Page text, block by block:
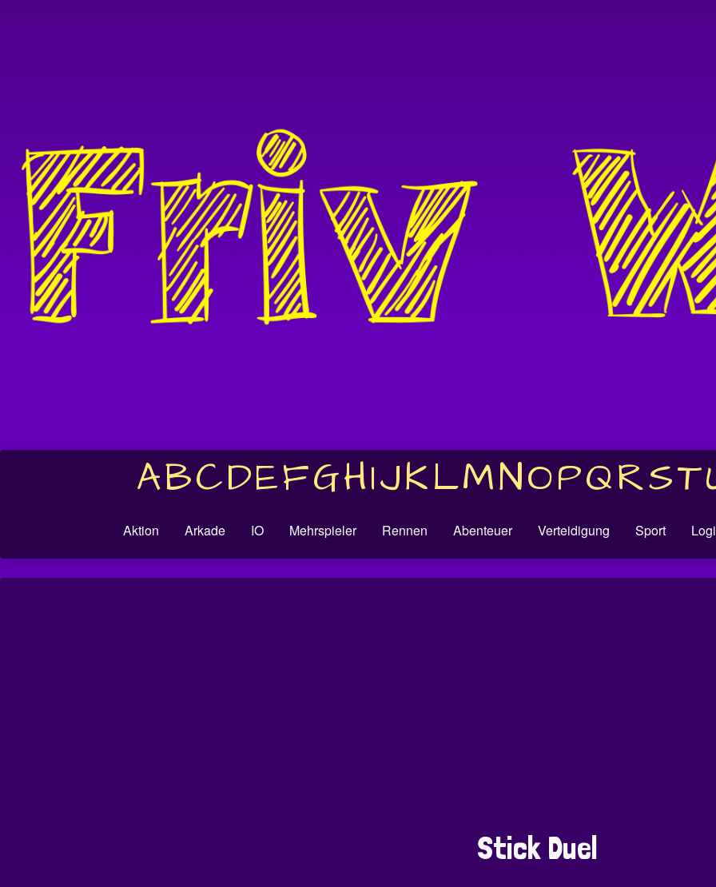
ABCDEFGHIJKLMNOPQRST
Aktion Arkade IO Mehrspieler Rennen Abenteuer Verteidigung Sport
Stick Duel